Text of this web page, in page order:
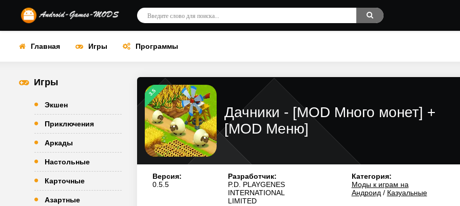
Главная Игры Программы
Игры
Экшен
Приключения
Аркады
Настольные
Карточные
Азартные
3.5
Дачники - [MOD Много монет] +
[MOD Меню]
Версия:
0.5.5
Разработчик:
P.D. PLAYGENES
INTERNATIONAL
LIMITED
Категория:
Моды к играм на
Андроид / Казуальные